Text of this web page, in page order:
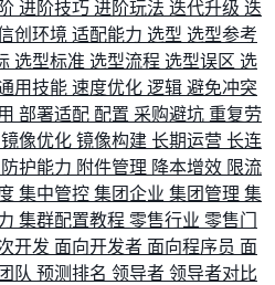
进阶技巧 进阶玩法 迭代升级 迭
创环境 适配能力 选型 选型参考
选型标准 选型流程 选型误区 选
用技能 速度优化 逻辑 避免冲突
部署适配 配置 采购避坑 重复劳
镜像优化 镜像构建 长期运营 长连
防护能力 附件管理 降本增效 限流
集中管控 集团企业 集团管理 集
集群配置教程 零售行业 零售门
开发 面向开发者 面向程序员 面
队 预测排名 领导者 领导者对比